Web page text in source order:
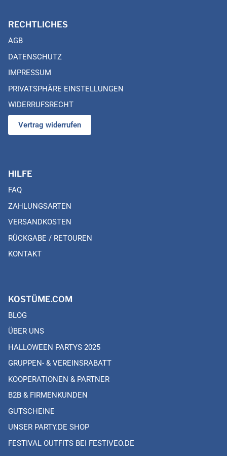
RECHTLICHES
AGB
DATENSCHUTZ
IMPRESSUM
PRIVATSPHÄRE EINSTELLUNGEN
WIDERRUFSRECHT
Vertrag widerrufen
HILFE
FAQ
ZAHLUNGSARTEN
VERSANDKOSTEN
RÜCKGABE / RETOUREN
KONTAKT
KOSTÜME.COM
BLOG
ÜBER UNS
HALLOWEEN PARTYS 2025
GRUPPEN- & VEREINSRABATT
KOOPERATIONEN & PARTNER
B2B & FIRMENKUNDEN
GUTSCHEINE
UNSER PARTY.DE SHOP
FESTIVAL OUTFITS BEI FESTIVEO.DE